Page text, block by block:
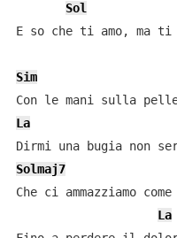
Sol
E so che ti amo, ma ti
Sim
La
Solmaj7
Che ci ammazziamo come
La